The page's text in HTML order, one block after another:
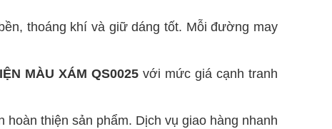
thoáng khí và giữ dáng tốt. Mỗi đường may
MÀU XÁM QS0025với mức giá cạnh tranh
thiện sản phẩm. Dịch vụ giao hàng nhanh